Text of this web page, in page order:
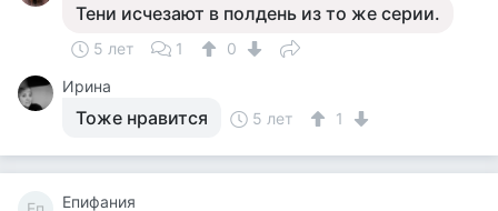
Тени исчезают в полдень из то же серии.
5 лет 1
0
Ирина
Тоже нравится 5 лет 1
Епифания